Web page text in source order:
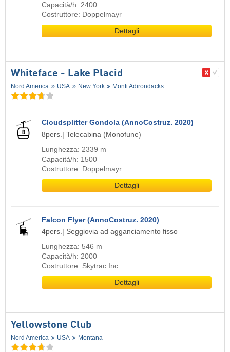
Capacità/h: 2400
Costruttore: Doppelmayr
Dettagli
Whiteface - Lake Placid
Nord America USA New York Monti Adirondacks
Cloudsplitter Gondola (AnnoCostruz. 2020)
8pers.| Telecabina (Monofune)
Lunghezza: 2339 m
Capacità/h: 1500
Costruttore: Doppelmayr
Dettagli
Falcon Flyer (AnnoCostruz. 2020)
4pers.| Seggiovia ad agganciamento fisso
Lunghezza: 546 m
Capacità/h: 2000
Costruttore: Skytrac Inc.
Dettagli
Yellowstone Club
Nord America USA Montana